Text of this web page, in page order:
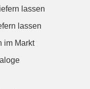
lassen
lassen
im Markt